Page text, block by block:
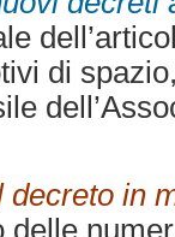
di
decreto in
delle